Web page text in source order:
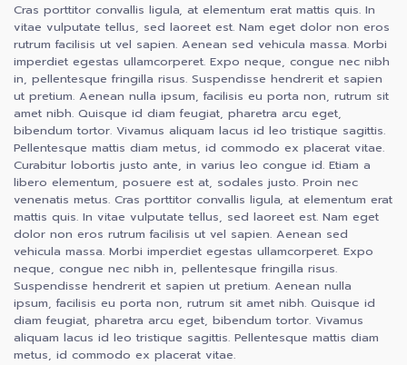
Cras porttitor convallis ligula, at elementum erat mattis quis. In
vitae vulputate tellus, sed laoreet est. Nam eget dolor non eros
rutrum facilisis ut vel sapien. Aenean sed vehicula massa. Morbi
imperdiet egestas ullamcorperet. Expo neque, congue nec nibh
in, pellentesque fringilla risus. Suspendisse hendrerit et sapien
ut pretium. Aenean nulla ipsum, facilisis eu porta non, rutrum sit
amet nibh. Quisque id diam feugiat, pharetra arcu eget,
bibendum tortor. Vivamus aliquam lacus id leo tristique sagittis.
Pellentesque mattis diam metus, id commodo ex placerat vitae.
Curabitur lobortis justo ante, in varius leo congue id. Etiam a
libero elementum, posuere est at, sodales justo. Proin nec
venenatis metus. Cras porttitor convallis ligula, at elementum erat
mattis quis. In vitae vulputate tellus, sed laoreet est. Nam eget
dolor non eros rutrum facilisis ut vel sapien. Aenean sed
vehicula massa. Morbi imperdiet egestas ullamcorperet. Expo
neque, congue nec nibh in, pellentesque fringilla risus.
Suspendisse hendrerit et sapien ut pretium. Aenean nulla
ipsum, facilisis eu porta non, rutrum sit amet nibh. Quisque id
diam feugiat, pharetra arcu eget, bibendum tortor. Vivamus
aliquam lacus id leo tristique sagittis. Pellentesque mattis diam
metus, id commodo ex placerat vitae.